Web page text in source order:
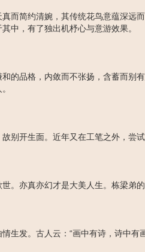
而简约清婉，其传统花鸟意蕴深远
中，有了独出机杼心与意游效果。
的品格，内敛而不张扬，含蓄而别
别开生面。近年又在工笔之外，尝
。亦真亦幻才是大美人生。栋梁弟
生发。古人云：“画中有诗，诗中有